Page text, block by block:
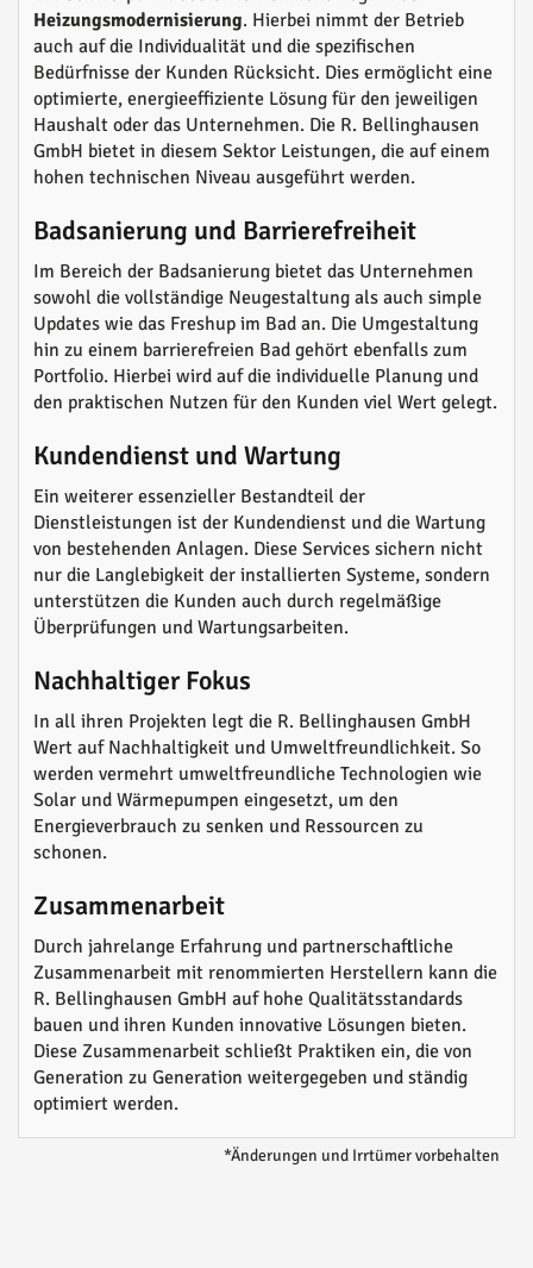
Heizungsmodernisierung. Hierbei nimmt der Betrieb
auch auf die Individualität und die spezifischen
Bedürfnisse der Kunden Rücksicht. Dies ermöglicht eine
optimierte, energieeffiziente Lösung für den jeweiligen
Haushalt oder das Unternehmen. Die R. Bellinghausen
GmbH bietet in diesem Sektor Leistungen, die auf einem
hohen technischen Niveau ausgeführt werden.
Badsanierung und Barrierefreiheit
Im Bereich der Badsanierung bietet das Unternehmen
sowohl die vollständige Neugestaltung als auch simple
Updates wie das Freshup im Bad an. Die Umgestaltung
hin zu einem barrierefreien Bad gehört ebenfalls zum
Portfolio. Hierbei wird auf die individuelle Planung und
den praktischen Nutzen für den Kunden viel Wert gelegt.
Kundendienst und Wartung
Ein weiterer essenzieller Bestandteil der
Dienstleistungen ist der Kundendienst und die Wartung
von bestehenden Anlagen. Diese Services sichern nicht
nur die Langlebigkeit der installierten Systeme, sondern
unterstützen die Kunden auch durch regelmäßige
Überprüfungen und Wartungsarbeiten.
Nachhaltiger Fokus
In all ihren Projekten legt die R. Bellinghausen GmbH
Wert auf Nachhaltigkeit und Umweltfreundlichkeit. So
werden vermehrt umweltfreundliche Technologien wie
Solar und Wärmepumpen eingesetzt, um den
Energieverbrauch zu senken und Ressourcen zu
schonen.
Zusammenarbeit
Durch jahrelange Erfahrung und partnerschaftliche
Zusammenarbeit mit renommierten Herstellern kann die
R. Bellinghausen GmbH auf hohe Qualitätsstandards
bauen und ihren Kunden innovative Lösungen bieten.
Diese Zusammenarbeit schließt Praktiken ein, die von
Generation zu Generation weitergegeben und ständig
optimiert werden.
*Änderungen und Irrtümer vorbehalten